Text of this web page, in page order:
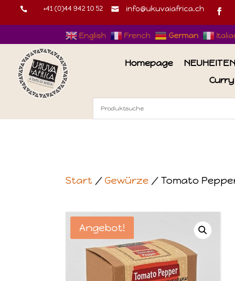
 +41 (0)44 942 10 52  info@ukuvaiafrica.ch
English French German
Homepage NEUHEITEN
Start /Gewürze / Tomato Pepper
Angebot!